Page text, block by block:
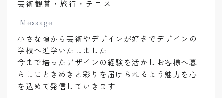
芸術観賞・旅行・テニス
Message
小さな頃から芸術やデザインが好きでデザインの
学校へ進学いたしました
今まで培ったデザインの経験を活かしお客様へ暮
らしにときめきと彩りを届けられるよう魅力を心
を込めて発信していきます